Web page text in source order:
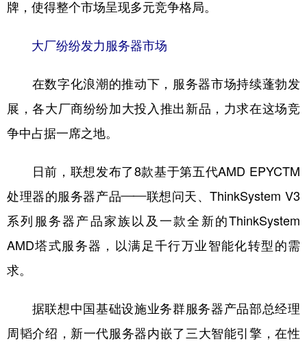
浙江 安徽
山东 河南 湖北 湖南
广东 广西 海南 重庆
四川 贵州
陕西 甘肃 青海 宁夏
新疆 内蒙古 黑龙江
多语种频道
Русский язык 日本語 한국어
Deutsch Português
牌，使得整个市场呈现多元竞争格局。
大厂纷纷发力服务器市场
在数字化浪潮的推动下，服务器市场持续蓬勃发
展，各大厂商纷纷加大投入推出新品，力求在这场竞
争中占据一席之地。
日前，联想发布了8款基于第五代AMD EPYCTM
处理器的服务器产品——联想问天、ThinkSystem V3
系列服务器产品家族以及一款全新的ThinkSystem
AMD塔式服务器，以满足千行万业智能化转型的需
求。
据联想中国基础设施业务群服务器产品部总经理
周韬介绍，新一代服务器内嵌了三大智能引擎，在性